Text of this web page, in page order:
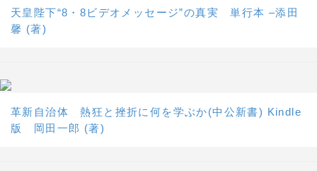
天皇陛下“8・8ビデオメッセージ”の真実 単行本 –添田
馨 (著)
革新自治体 熱狂と挫折に何を学ぶか(中公新書) Kindle
版 岡田一郎 (著)